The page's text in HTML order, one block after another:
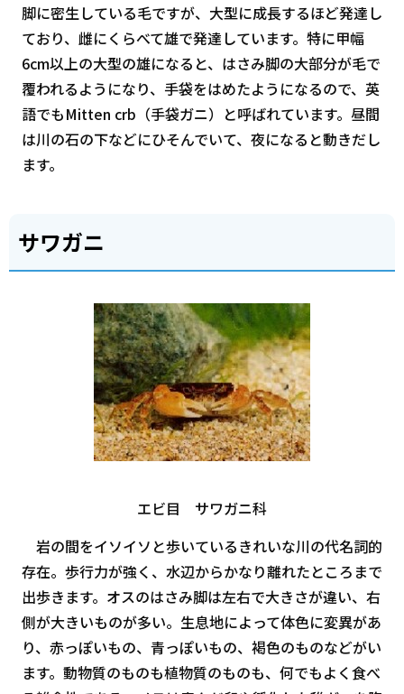
脚に密生している毛ですが、大型に成長するほど発達し
ており、雌にくらべて雄で発達しています。特に甲幅
6cm以上の大型の雄になると、はさみ脚の大部分が毛で
覆われるようになり、手袋をはめたようになるので、英
語でもMitten crb（手袋ガニ）と呼ばれています。昼間
は川の石の下などにひそんでいて、夜になると動きだし
ます。
サワガニ
エビ目 サワガニ科
岩の間をイソイソと歩いているきれいな川の代名詞的
存在。歩行力が強く、水辺からかなり離れたところまで
出歩きます。オスのはさみ脚は左右で大きさが違い、右
側が大きいものが多い。生息地によって体色に変異があ
り、赤っぽいもの、青っぽいもの、褐色のものなどがい
ます。動物質のものも植物質のものも、何でもよく食べ